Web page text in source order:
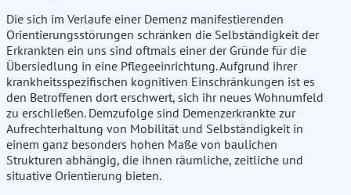
Die sich im Verlaufe einer Demenz manifestierenden
Orientierungsstörungen schränken die Selbständigkeit der
Erkrankten ein uns sind oftmals einer der Gründe für die
Übersiedlung in eine Pflegeeinrichtung. Aufgrund ihrer
krankheitsspezifischen kognitiven Einschränkungen ist es
den Betroffenen dort erschwert, sich ihr neues Wohnumfeld
zu erschließen. Demzufolge sind Demenzerkrankte zur
Aufrechterhaltung von Mobilität und Selbständigkeit in
einem ganz besonders hohen Maße von baulichen
Strukturen abhängig, die ihnen räumliche, zeitliche und
situative Orientierung bieten.